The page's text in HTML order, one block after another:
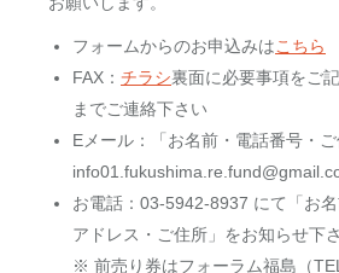
フォームからのお申込みはこちら
FAX： チラシ裏面に必要事項をご
までご連絡下さい
Eメール：「お名前・電話番号・ご
お電話：03-5942-8937 にて「お
アドレス・ご住所」をお知らせ下
※ 前売り券はフォーラム福島（